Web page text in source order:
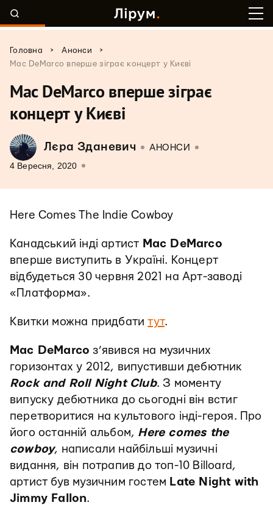
Головна > Анонси
>
Mac DeMarco вперше зіграє концерт у Києві
Mac DeMarco вперше зіграє
концерт у Києві
Лєра Зданевич АНОНСИ
4 Вересня, 2020
Here Comes The Indie Cowboy
Канадський інді артист Mac DeMarco
вперше виступить в Україні. Концерт
відбудеться 30 червня 2021 на Арт-заводі
«Платформа».
Квитки можна придбатитут.
Mac DeMarco з’явився на музичних
горизонтах у 2012, випустивши дебютник
Rock and Roll Night Club. З моменту
випуску дебютника до сьогодні він встиг
перетворитися на культового інді-героя. Про
його останній альбом, Here comes the
cowboy, написали найбільші музичні
видання, він потрапив до топ-10 Billoard,
артист був музичним гостем Late Night with
Jimmy Fallon.